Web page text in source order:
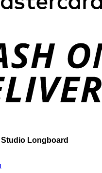
Studio Longboard